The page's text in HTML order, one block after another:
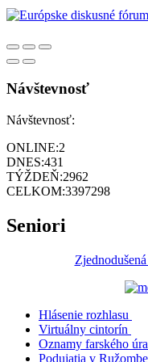
Návštevnosť
Návštevnosť:
ONLINE:2
DNES:431
TÝŽDEŇ:2962
CELKOM:3397298
Seniori
Hlásenie rozhlasu
Virtuálny cintorín
Oznamy farského
Podujatia v